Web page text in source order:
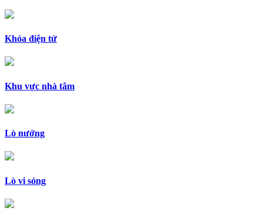
Khóa điện tử
Khu vực nhà tắm
Lò nướng
Lò vi sóng